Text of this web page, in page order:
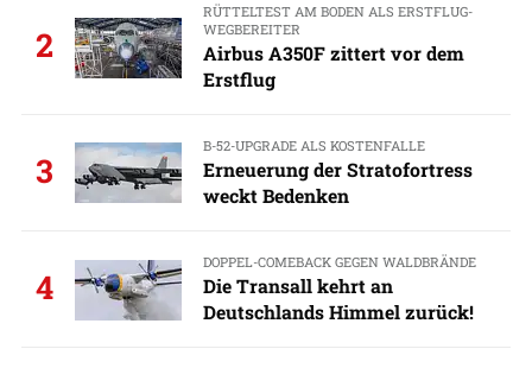
2
RÜTTELTEST AM BODEN ALS ERSTFLUG-
WEGBEREITER
Airbus A350F zittert vor dem
Erstflug
3
B-52-UPGRADE ALS KOSTENFALLE
Erneuerung der Stratofortress
weckt Bedenken
4
DOPPEL-COMEBACK GEGEN WALDBRÄNDE
Die Transall kehrt an
Deutschlands Himmel zurück!